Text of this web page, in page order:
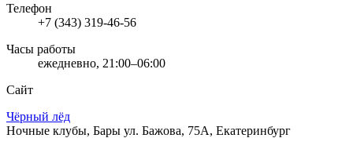
Телефон
+7 (343) 319-46-56
Часы работы
ежедневно, 21:00–06:00
Сайт
Чёрный лёд
Ночные клубы, Бары ул. Бажова, 75А, Екатеринбург